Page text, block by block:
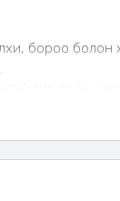
бороо болон